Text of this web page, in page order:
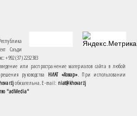
Саъди
+992 (37) 2232383
или распространение материалов сайта в любой
руководства НИАТ «Ховар». При использовании
обязательна. E-mail: niat@khovar.tj
"adMedia"